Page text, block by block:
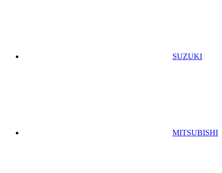
SUZUKI
MITSUBISHI